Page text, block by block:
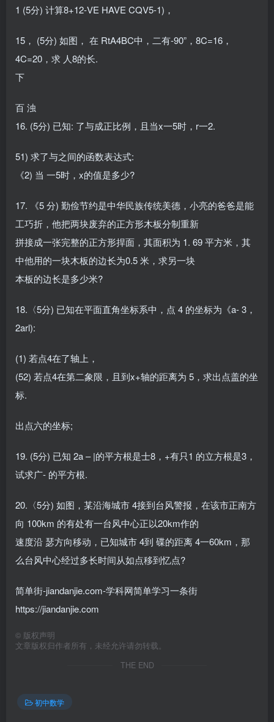
1 (5分) 计算8+12-VE HAVE CQV5-1)，
15， (5分) 如图， 在 RtA4BC中，二有-90”，8C=16，
4C=20，求 人8的长.
下
百 浊
16. (5分) 已知: 了与成正比例，且当x一5时，r一2.
51) 求了与之间的函数表达式:
《2) 当 一5时，x的值是多少?
17. 《5 分) 勤俭节约是中华民族传统美德，小亮的爸爸是能
工巧折，他把两块废弃的正方形木板分制重新
拼接成一张完整的正方形捍面，其面积为 1. 69 平方米，其
中他用的一块木板的边长为0.5 米，求另一块
本板的边长是多少米?
18.〈5分) 已知在平面直角坐标系中，点 4 的坐标为《a- 3，
2arl):
(1) 若点4在了轴上，
(52) 若点4在第二象限，且到x+轴的距离为 5，求出点盖的坐
标.
出点六的坐标;
19. (5分) 已知 2a – |的平方根是士8，+有只1 的立方根是3，
试求广- 的平方根.
20.〈5分) 如图，某沿海城市 4接到台风警报，在该市正南方
向 100km 的有处有一台风中心正以20km作的
速度沿 瑟方向移动，已知城市 4到 碟的距离 4一60km，那
么台风中心经过多长时间从如点移到忆点?
简单街-jiandanjie.com-学科网简单学习一条街
https://jiandanjie.com
© 版权声明
文章版权归作者所有，未经允许请勿转载。
THE END
初中数学